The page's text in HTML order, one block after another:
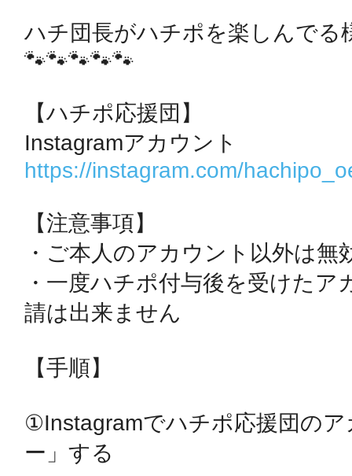
ハチ団長がハチポを楽しんでる
🐾🐾🐾🐾🐾
【ハチポ応援団】
https://instagram.com/
【注意事項】
・ご本人のアカウント以外は無
・一度ハチポ付与後を受けたア
請は出来ません
【手順】
①Instagramでハチポ応援団の
ー」する
池袋
生駒